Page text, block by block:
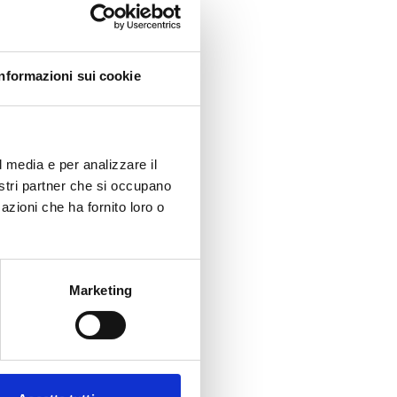
sui cookie
e per analizzare il
partner che si occupano
che ha fornito loro o
Marketing
e
o